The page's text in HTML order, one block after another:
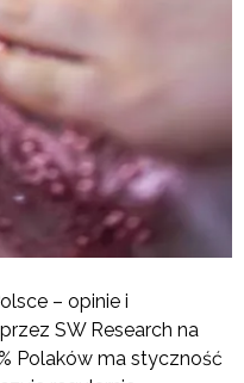
– opinie i
SW Research na
Polaków ma styczność